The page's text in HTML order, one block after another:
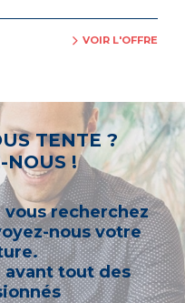
VOIR L'OFFRE
TENTE ?
NOUS !
recherchez
nous votre
avant tout des